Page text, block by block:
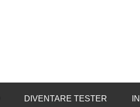
DIVENTARE TESTER